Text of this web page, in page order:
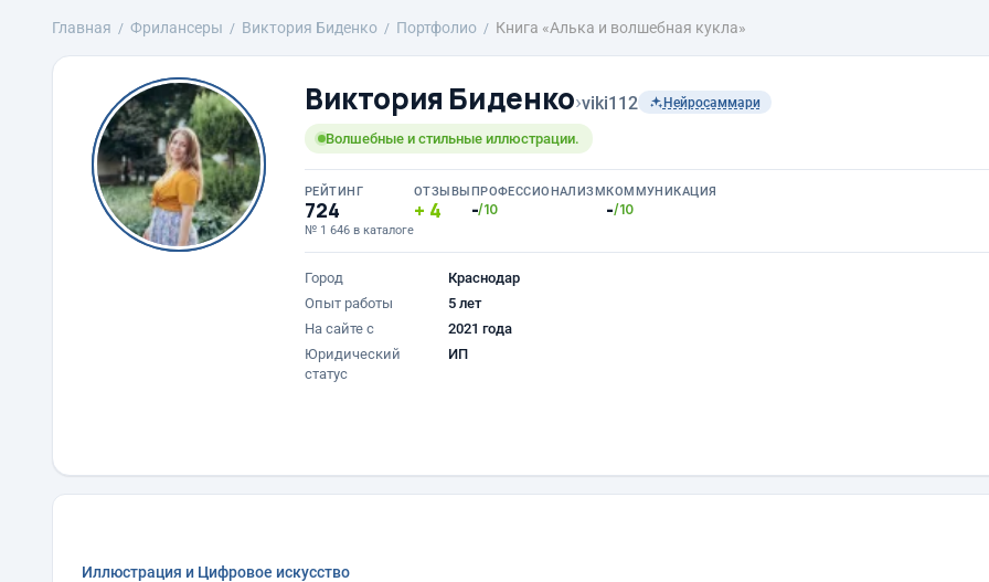
Главная Фрилансеры Виктория Биденко Портфолио Книга «Алька и волшебная кукла»
Виктория Биденко›viki112 Нейросаммари
Волшебные и стильные иллюстрации.
РЕЙТИНГ
724
№ 1 646 в каталоге
ОТЗЫВЫ
4
ПРОФЕССИОНАЛИЗМ
-/10
КОММУНИКАЦИЯ
-/10
Город
Краснодар
Опыт работы
5 лет
На сайте с
2021 года
Юридический
статус
ИП
Иллюстрация и Цифровое искусство